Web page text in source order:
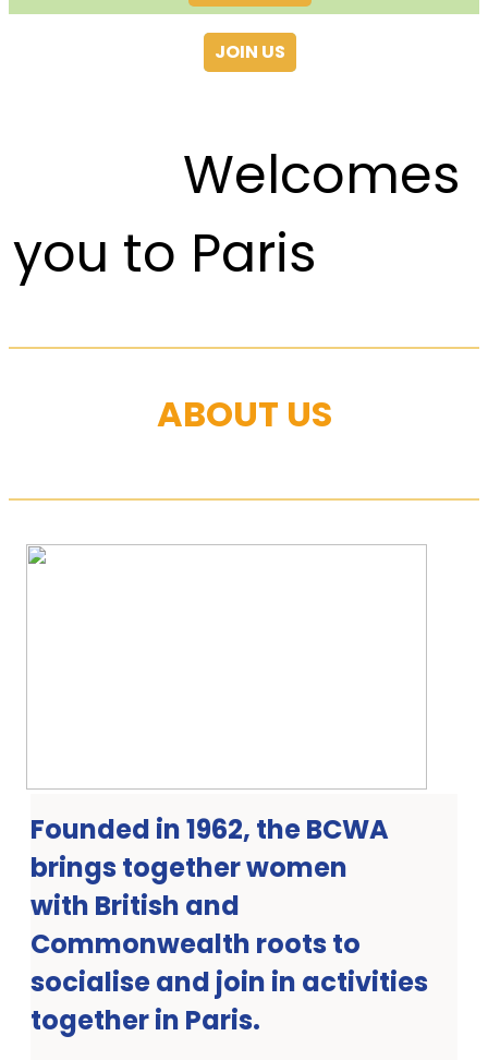
JOIN US
Welcomes
you to Paris
ABOUT US
Founded in 1962, the BCWA
brings together women
with British and
Commonwealth roots to
socialise and join in activities
together in Paris.